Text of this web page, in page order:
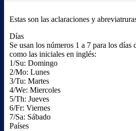
Estas son las aclaraciones y
Días
Se usan los números 1 a 7 para los días
como las iniciales en inglés:
1/Su: Domingo
2/Mo: Lunes
3/Tu: Martes
4/We: Miercoles
5/Th: Jueves
6/Fr: Viernes
7/Sa: Sábado
Países